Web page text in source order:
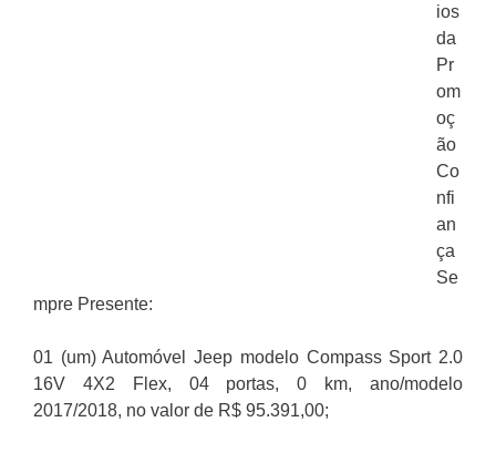
ios
da
Pr
om
oç
ão
Co
nfi
an
ça
Se
mpre Presente:
01 (um) Automóvel Jeep modelo Compass Sport 2.0
16V 4X2 Flex, 04 portas, 0 km, ano/modelo
2017/2018, no valor de R$ 95.391,00;